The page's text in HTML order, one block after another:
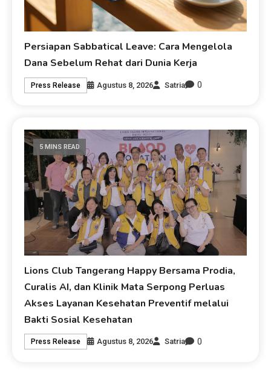
Persiapan Sabbatical Leave: Cara Mengelola
Dana Sebelum Rehat dari Dunia Kerja
Press Release Agustus 8, 2026 Satria 0
5 MINS READ
Lions Club Tangerang Happy Bersama Prodia,
Curalis AI, dan Klinik Mata Serpong Perluas
Akses Layanan Kesehatan Preventif melalui
Bakti Sosial Kesehatan
Press Release Agustus 8, 2026 Satria 0